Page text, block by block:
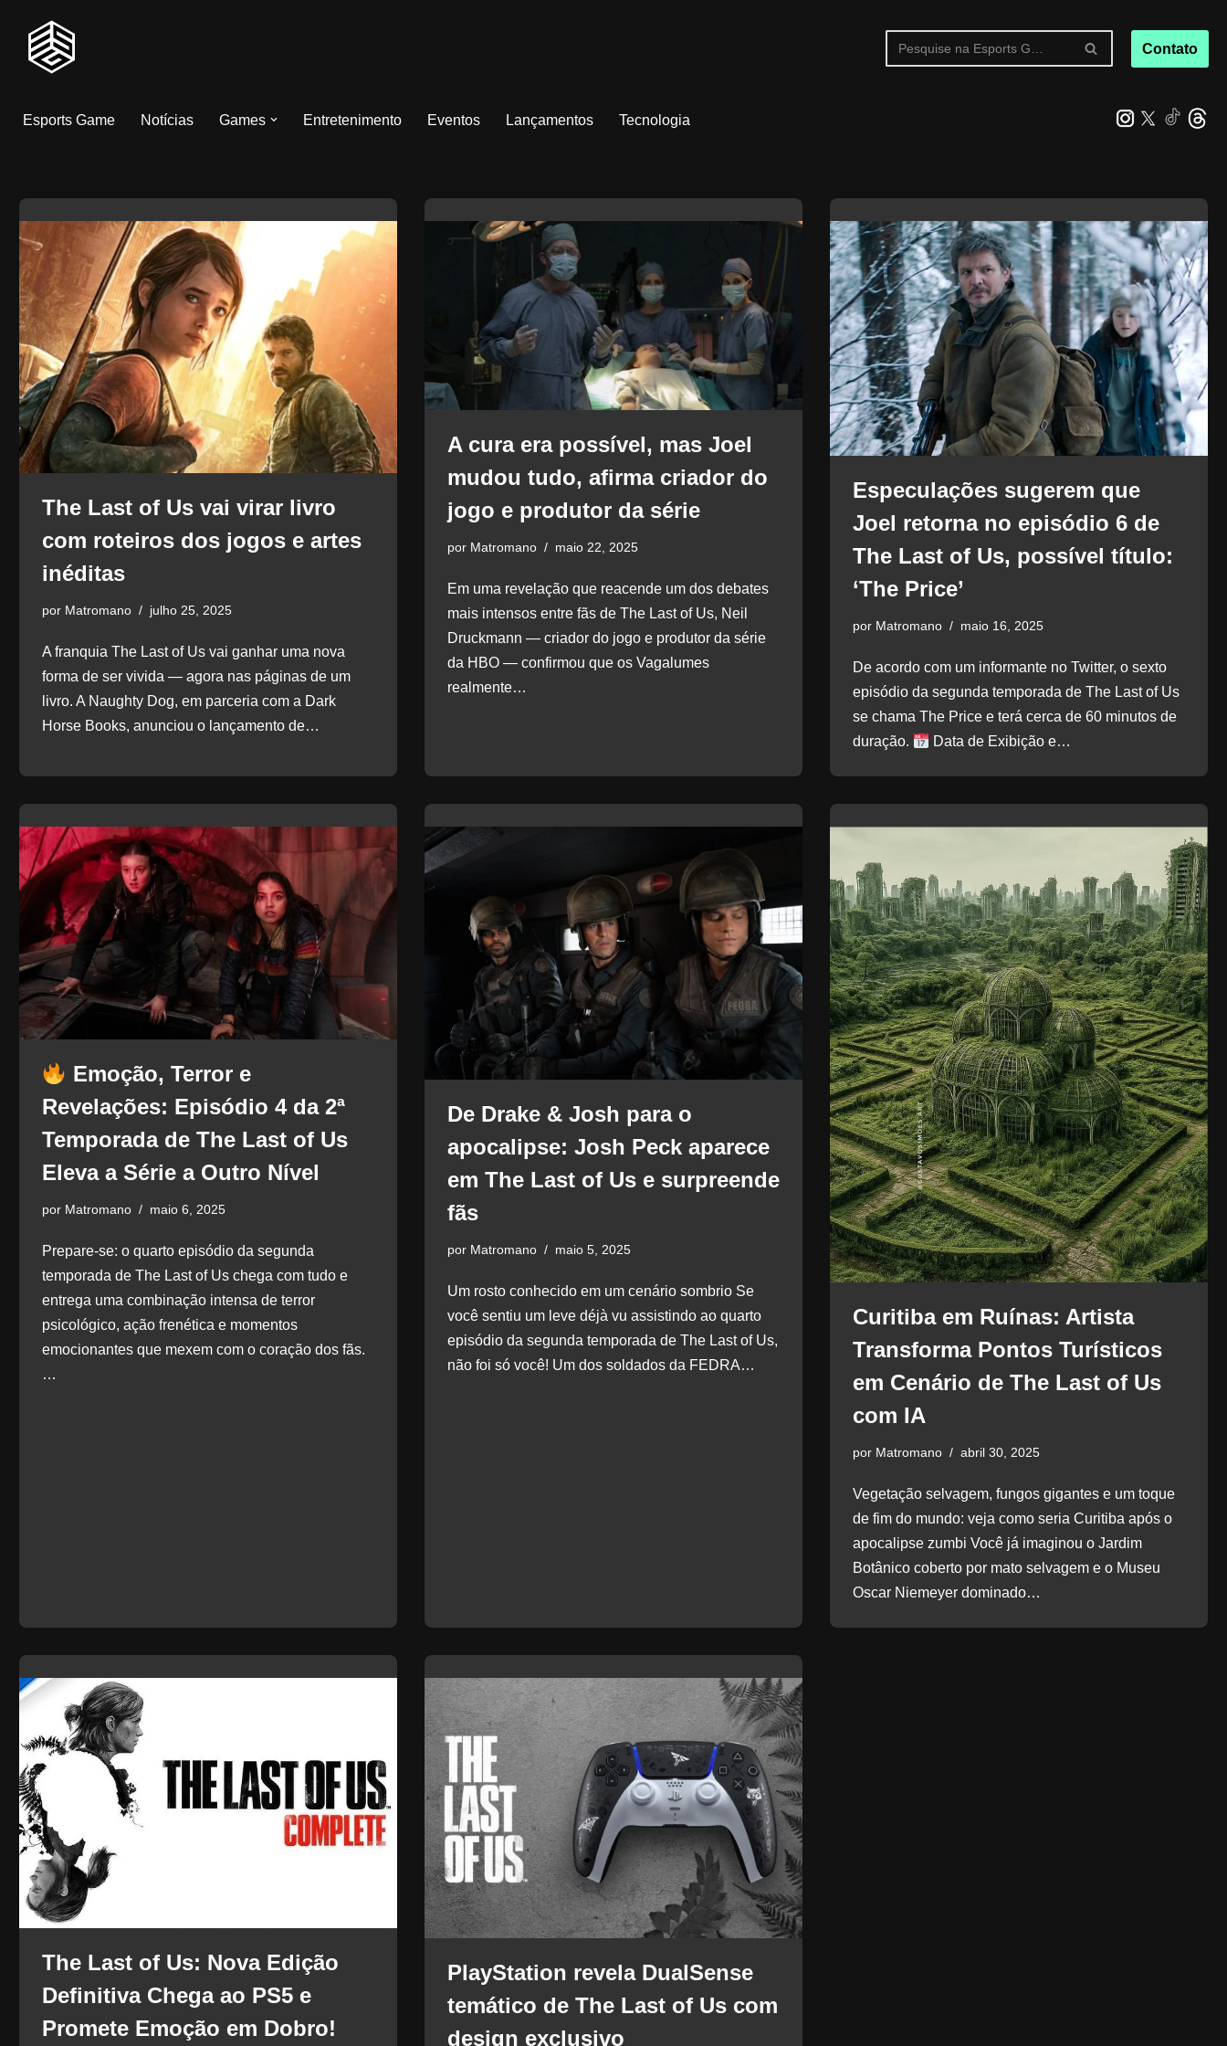
Pular
conteúdo
Contato
Esports Game Notícias Games Entretenimento Eventos Lançamentos Tecnologia
The Last of Us vai virar livro
com roteiros dos jogos e artes
inéditas
por Matromano julho 25, 2025
A franquia The Last of Us vai ganhar uma nova
forma de ser vivida — agora nas páginas de um
livro. A Naughty Dog, em parceria com a Dark
Horse Books, anunciou o lançamento de…
A cura era possível, mas Joel
mudou tudo, afirma criador do
jogo e produtor da série
por Matromano maio 22, 2025
Em uma revelação que reacende um dos debates
mais intensos entre fãs de The Last of Us, Neil
Druckmann — criador do jogo e produtor da série
da HBO — confirmou que os Vagalumes
realmente…
Especulações sugerem que
Joel retorna no episódio 6 de
The Last of Us, possível título:
‘The Price’
por Matromano maio 16, 2025
De acordo com um informante no Twitter, o sexto
episódio da segunda temporada de The Last of Us
se chama The Price e terá cerca de 60 minutos de
duração.
Data de Exibição e…
Emoção, Terror e
Revelações: Episódio 4 da 2ª
Temporada de The Last of Us
Eleva a Série a Outro Nível
por Matromano maio 6, 2025
Prepare-se: o quarto episódio da segunda
temporada de The Last of Us chega com tudo e
entrega uma combinação intensa de terror
psicológico, ação frenética e momentos
emocionantes que mexem com o coração dos fãs.
…
De Drake & Josh para o
apocalipse: Josh Peck aparece
em The Last of Us e surpreende
fãs
por Matromano maio 5, 2025
Um rosto conhecido em um cenário sombrio Se
você sentiu um leve déjà vu assistindo ao quarto
episódio da segunda temporada de The Last of Us,
não foi só você! Um dos soldados da FEDRA…
Curitiba em Ruínas: Artista
Transforma Pontos Turísticos
em Cenário de The Last of Us
com IA
por Matromano abril 30, 2025
Vegetação selvagem, fungos gigantes e um toque
de fim do mundo: veja como seria Curitiba após o
apocalipse zumbi Você já imaginou o Jardim
Botânico coberto por mato selvagem e o Museu
Oscar Niemeyer dominado…
The Last of Us: Nova Edição
Definitiva Chega ao PS5 e
Promete Emoção em Dobro!
PlayStation revela DualSense
temático de The Last of Us com
design exclusivo